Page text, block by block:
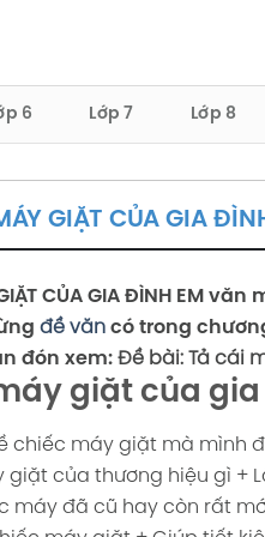
6 Lớp 7 Lớp 8
GIẶT CỦA GIA
CỦA GIA ĐÌNH EM văn
đề văn có trong
đón xem: Đề bài: Tả cái
giặt của
chiếc máy giặt mà mình
giặt của thương hiệu gì +
máy đã cũ hay còn rất